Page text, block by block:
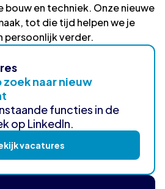
en techniek. Onze nieuwe
tot die tijd helpen we je
persoonlijk verder.
naar nieuw
functies in de
op LinkedIn.
vacatures